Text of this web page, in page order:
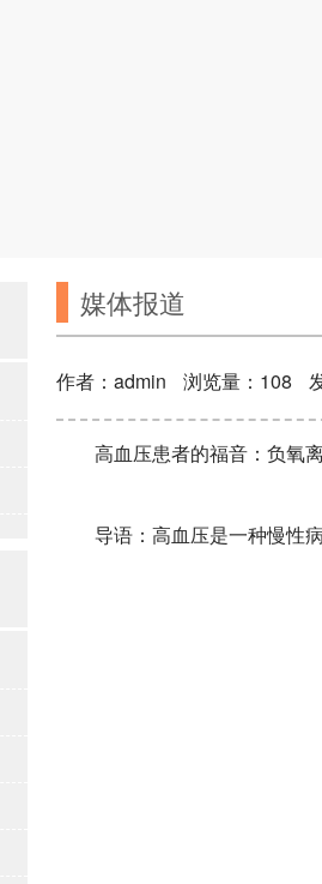
媒体报道
作者：admin 浏览量：108
高血压患者的福音：负氧
导语：高血压是一种慢性